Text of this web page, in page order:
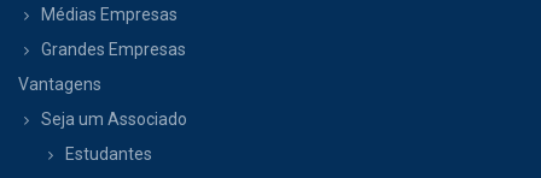
Médias Empresas
Grandes Empresas
Vantagens
Seja um Associado
Estudantes